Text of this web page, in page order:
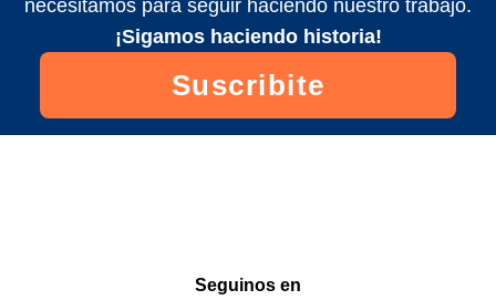
necesitamos para seguir haciendo nuestro trabajo.
¡Sigamos haciendo historia!
Suscribite
Seguinos en